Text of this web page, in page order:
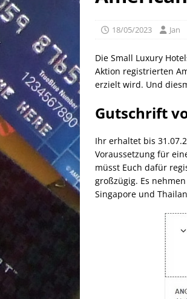
[
[
18/05/2023 Jan
Die Small Luxury
Aktion registrierten
erzielt wird. Und
Gutschrift
Ihr erhaltet bis
Voraussetzung für
müsst Euch dafür
großzügig. Es
Singapore und